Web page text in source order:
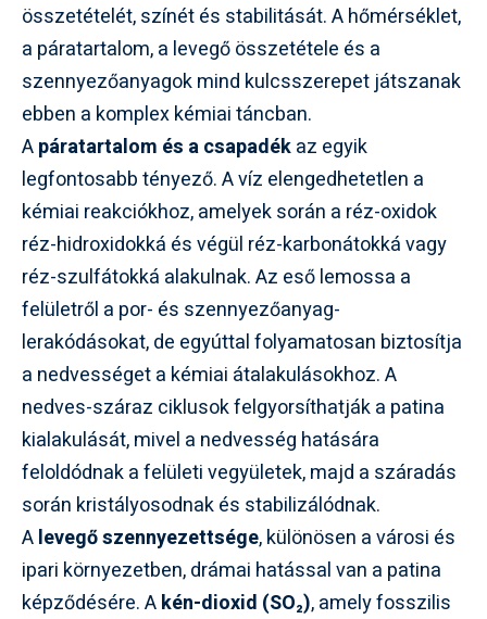
összetételét, színét és stabilitását. A hőmérséklet,
a páratartalom, a levegő összetétele és a
szennyezőanyagok mind kulcsszerepet játszanak
ebben a komplex kémiai táncban.
Apáratartalom és a csapadékaz egyik
legfontosabb tényező. A víz elengedhetetlen a
kémiai reakciókhoz, amelyek során a réz-oxidok
réz-hidroxidokká és végül réz-karbonátokká vagy
réz-szulfátokká alakulnak. Az eső lemossa a
felületről a por- és szennyezőanyag-
lerakódásokat, de egyúttal folyamatosan biztosítja
a nedvességet a kémiai átalakulásokhoz. A
nedves-száraz ciklusok felgyorsíthatják a patina
kialakulását, mivel a nedvesség hatására
feloldódnak a felületi vegyületek, majd a száradás
során kristályosodnak és stabilizálódnak.
Alevegő szennyezettsége, különösen a városi és
ipari környezetben, drámai hatással van a patina
képződésére. Akén-dioxid (SO₂), amely fosszilis